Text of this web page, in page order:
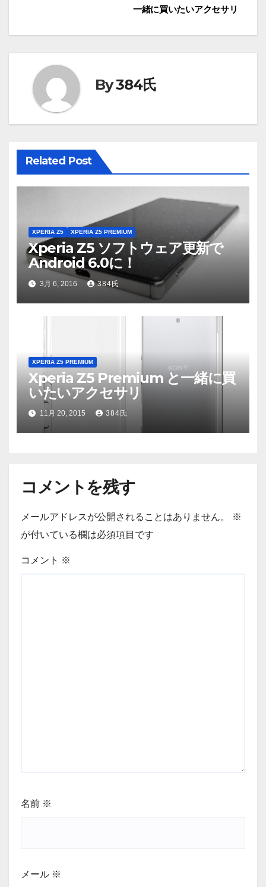
ビ
ゲ
ー
ョ
ン
一緒に買いたいアクセサリ
By384氏
Related Post
XPERIA Z5 XPERIA Z5 PREMIUM
Xperia Z5 ソフトウェア更新で
Android 6.0に！
3月 6, 2016 384氏
XPERIA Z5 PREMIUM
Xperia Z5 Premium と一緒に買
いたいアクセサリ
11月 20, 2015 384氏
コメントを残す
メールアドレスが公開されることはありません。
※
が付いている欄は必須項目です
コメント ※
名前 ※
メール ※